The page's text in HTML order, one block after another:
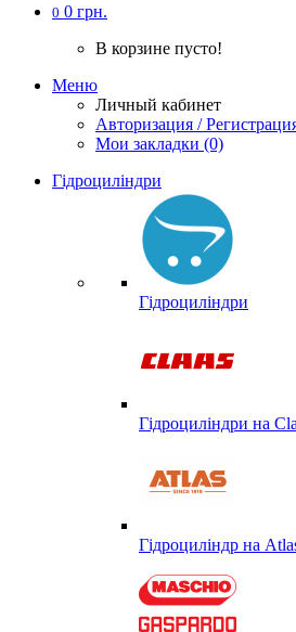
0 0 грн.
В корзине пусто!
Меню
Личный кабинет
Авторизация /
Мои закладки (0)
Гідроциліндри
Гідроциліндри
Гідроциліндри на
Гідроциліндр на